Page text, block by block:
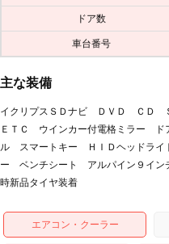
ドア数
車台番号
主な装備
イクリプスＳＤナビ ＤＶＤ ＣＤ
ＥＴＣ ウインカー付電格ミラー
ル スマートキー ＨＩＤヘッドラ
ー ベンチシート アルパイン９イ
時新品タイヤ装着
エアコン・クーラー